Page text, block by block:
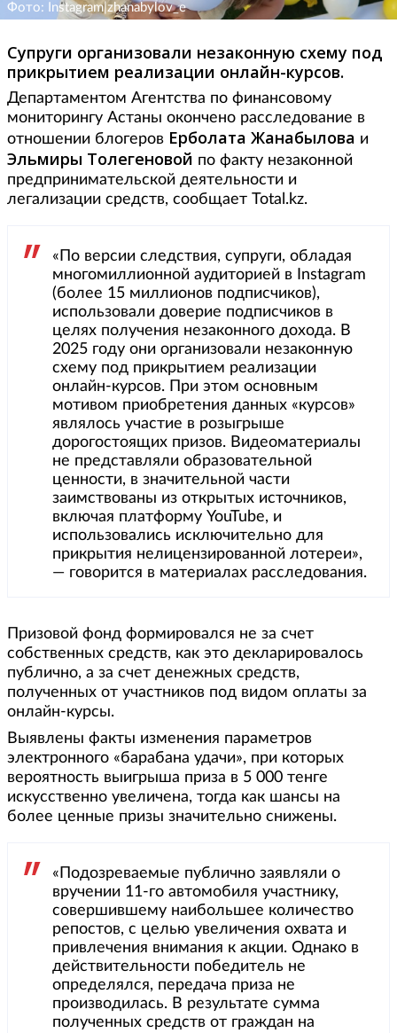
Фото: Instagram|zhanabylov_e
Супруги организовали незаконную схему под
прикрытием реализации онлайн-курсов.
Департаментом Агентства по финансовому
мониторингу Астаны окончено расследование в
отношении блогеров Ерболата Жанабылова и
Эльмиры Толегеновой по факту незаконной
предпринимательской деятельности и
легализации средств, сообщает Total.kz.
«По версии следствия, супруги, обладая
многомиллионной аудиторией в Instagram
(более 15 миллионов подписчиков),
использовали доверие подписчиков в
целях получения незаконного дохода. В
2025 году они организовали незаконную
схему под прикрытием реализации
онлайн-курсов. При этом основным
мотивом приобретения данных «курсов»
являлось участие в розыгрыше
дорогостоящих призов. Видеоматериалы
не представляли образовательной
ценности, в значительной части
заимствованы из открытых источников,
включая платформу YouTube, и
использовались исключительно для
прикрытия нелицензированной лотереи»,
— говорится в материалах расследования.
Призовой фонд формировался не за счет
собственных средств, как это декларировалось
публично, а за счет денежных средств,
полученных от участников под видом оплаты за
онлайн-курсы.
Выявлены факты изменения параметров
электронного «барабана удачи», при которых
вероятность выигрыша приза в 5 000 тенге
искусственно увеличена, тогда как шансы на
более ценные призы значительно снижены.
«Подозреваемые публично заявляли о
вручении 11-го автомобиля участнику,
совершившему наибольшее количество
репостов, с целью увеличения охвата и
привлечения внимания к акции. Однако в
действительности победитель не
определялся, передача приза не
производилась. В результате сумма
полученных средств от граждан на